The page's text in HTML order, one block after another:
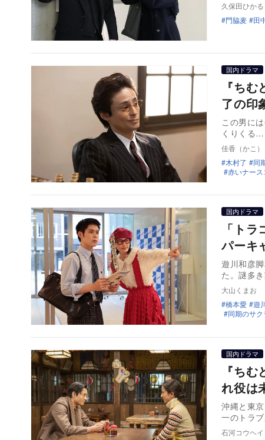
久保田ひかる
門脇麦
田
国内ドラマ
『ち
了の印
この男に
くりくる
佳香（かこ）
木村了
同
赤いナー
国内ドラマ
「ト
パーキ
遊川和彦
た。謎多
大山くまお
橋本愛
遊
同期のサク
国内ドラマ
『ち
れ役は
沖縄と東
一のトラ
石河コウヘイ